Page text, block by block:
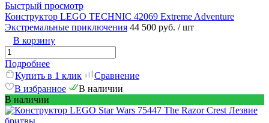
Быстрый просмотр
Конструктор LEGO TECHNIC 42069 Extreme Adventure
Экстремальные приключения 44 500 руб. / шт
В корзину
Подробнее
Купить в 1 клик
Сравнение
В избранное
В наличии
В наличии